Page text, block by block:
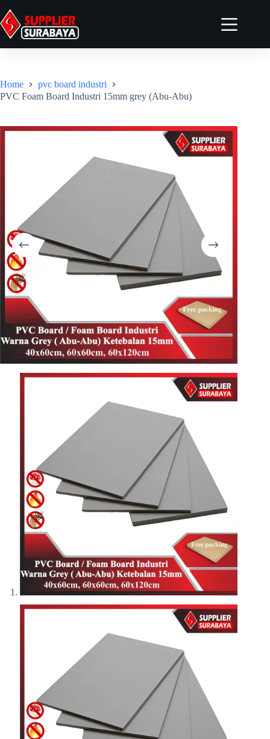
Produk
Home
pvc board industri
PVC Foam Board Industri 15mm grey (Abu-Abu)